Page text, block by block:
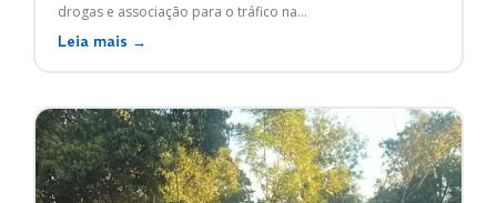
drogas e associação para o tráfico na...
Leia mais →